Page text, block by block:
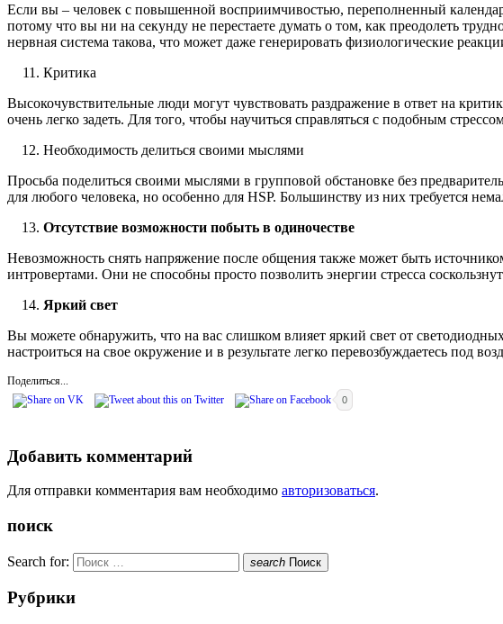
Если вы – человек с повышенной восприимчивостью, переполненный
потому что вы ни на секунду не перестаете думать о том, как преодолеть
нервная система такова, что может даже генерировать физиологические
Критика
Высокочувствительные люди могут чувствовать раздражение в ответ на
очень легко задеть. Для того, чтобы научиться справляться с подобным
Необходимость делиться своими мыслями
Просьба поделиться своими мыслями в групповой обстановке без
для любого человека, но особенно для HSP. Большинству из них требуется
Отсутствие возможности побыть в одиночестве
Невозможность снять напряжение после общения также может быть
интровертами. Они не способны просто позволить энергии стресса
Яркий свет
Вы можете обнаружить, что на вас слишком влияет яркий свет от
настроиться на свое окружение и в результате легко перевозбуждаетесь под
Поделиться...
0
Добавить комментарий
Для отправки комментария вам необходимо авторизоваться.
поиск
Search for: search Поиск
Рубрики